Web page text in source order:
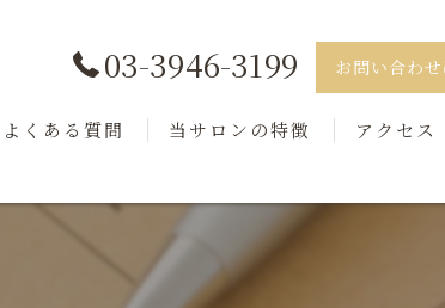
03-3946-3199 お問い合わ
よくある質問 当サロンの特徴
フェイシャル
アクセス